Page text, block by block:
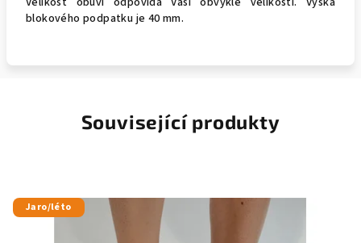
blokového podpatku je 40 mm.
Související produkty
Jaro/léto